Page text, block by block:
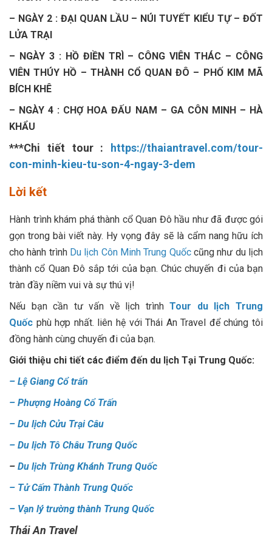
– NGÀY 2 : ĐẠI QUAN LẦU – NÚI TUYẾT KIỂU TỰ – ĐỐT
LỬA TRẠI
– NGÀY 3 : HỒ ĐIỀN TRÌ – CÔNG VIÊN THÁC – CÔNG
VIÊN THÚY HỒ – THÀNH CỔ QUAN ĐÔ – PHỐ KIM MÃ
BÍCH KHÊ
– NGÀY 4 : CHỢ HOA ĐẤU NAM – GA CÔN MINH – HÀ
KHẨU
***Chi tiết tour:
https://thaiantravel.com/tour-
con-minh-kieu-tu-son-4-ngay-3-dem
Lời kết
Hành trình khám phá thành cổ Quan Đô hầu như đã được gói
gọn trong bài viết này. Hy vọng đây sẽ là cẩm nang hữu ích
cho hành trình Du lịch Côn Minh Trung Quốccũng như du lịch
thành cổ Quan Đô sắp tới của bạn. Chúc chuyến đi của bạn
tràn đầy niềm vui và sự thú vị!
Nếu bạn cần tư vấn về lịch trìnhTour du lịch Trung
Quốc phù hợp nhất. liên hệ với Thái An Travel để chúng tôi
đồng hành cùng chuyến đi của bạn.
Giới thiệu chi tiết các điểm đến du lịch Tại Trung Quốc:
– Lệ Giang Cổ trấn
– Phượng Hoàng Cổ Trấn
– Du lịch Cửu Trại Câu
– Du lịch Tô Châu Trung Quốc
– Du lịch Trùng Khánh Trung Quốc
– Tử Cấm Thành Trung Quốc
– Vạn lý trường thành Trung Quốc
Thái An Travel